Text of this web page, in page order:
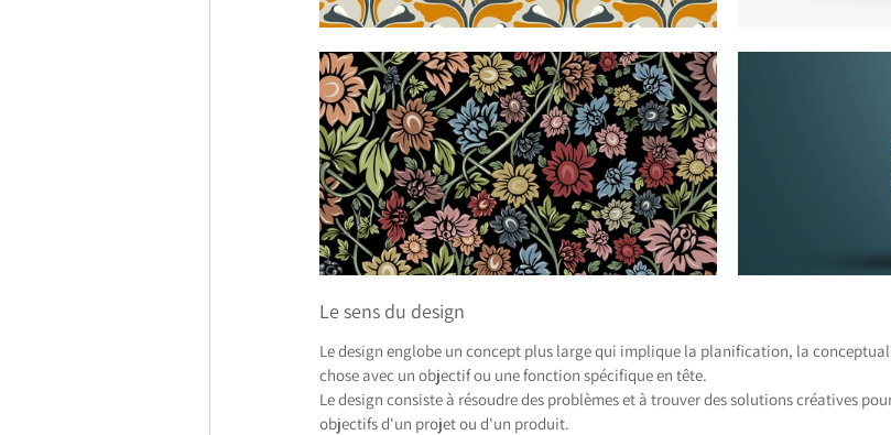
Le sens du design
Le design englobe un concept plus large qui implique la planification, la
chose avec un objectif ou une fonction spécifique en tête.
Le design consiste à résoudre des problèmes et à trouver des solutions créatives
objectifs d'un projet ou d'un produit.